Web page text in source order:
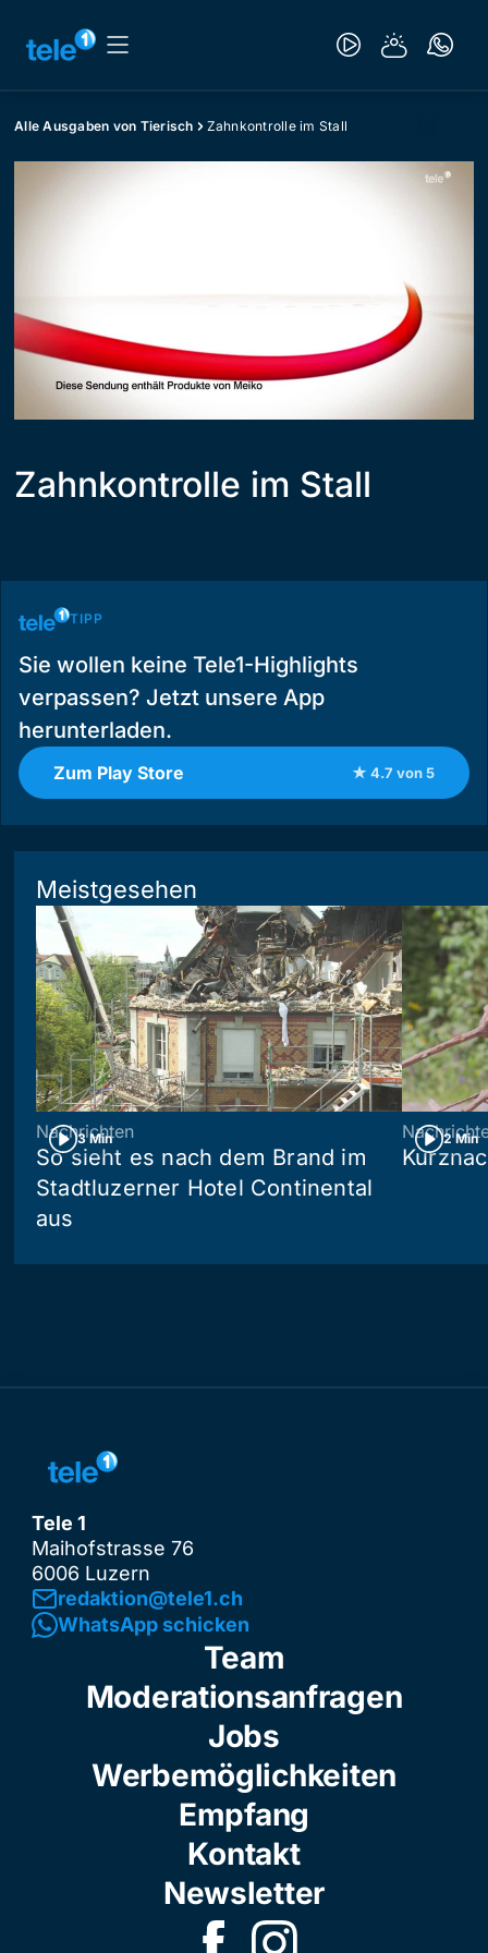
Alle Ausgaben von Tierisch Zahnkontrolle im Stall
Zahnkontrolle im Stall
TIPP
Sie wollen keine Tele1-Highlights
verpassen? Jetzt unsere App
herunterladen.
Zum Play Store ★ 4.7 von 5
Meistgesehen
3 Min
Nachrichten
So sieht es nach dem Brand im
Stadtluzerner Hotel Continental
aus
2 Min
Tele 1
Maihofstrasse 76
6006 Luzern
redaktion@tele1.ch
WhatsApp schicken
Team
Moderationsanfragen
Jobs
Werbemöglichkeiten
Empfang
Kontakt
Newsletter